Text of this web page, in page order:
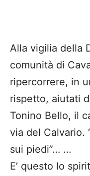
Alla vigilia della
comunità di
ripercorrere, in
rispetto, aiutati
Tonino Bello, il
via del Calvario.
sui piedi”… …
E’ questo lo